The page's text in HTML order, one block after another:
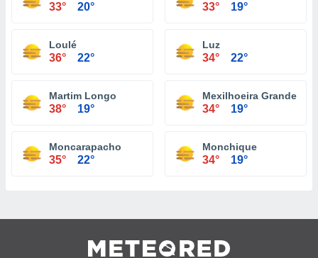
33° 20° 33° 19°
Loulé
36° 22°
Luz
34° 22°
Martim Longo
38° 19°
Mexilhoeira Grande
34° 19°
Moncarapacho
35° 22°
Monchique
34° 19°